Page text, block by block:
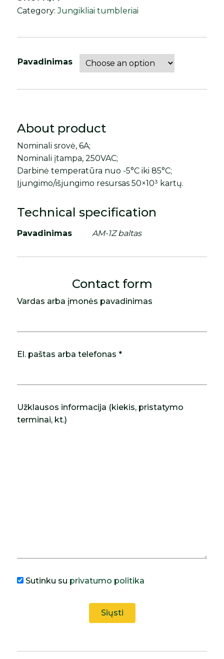
Pavadinimas
Category:Jungikliai tumbleriai
About product
Nominali srovė, 6A;
Nominali įtampa, 250VAC;
Darbinė temperatūra nuo -5°C iki 85°C;
Įjungimo/išjungimo resursas 50×10³ kartų.
Technical specification
Pavadinimas AM-1Z baltas
Contact form
Vardas arba įmonės pavadinimas
El. paštas arba telefonas *
Užklausos informacija (kiekis, pristatymo
terminai, kt.)
Sutinku su privatumo politika